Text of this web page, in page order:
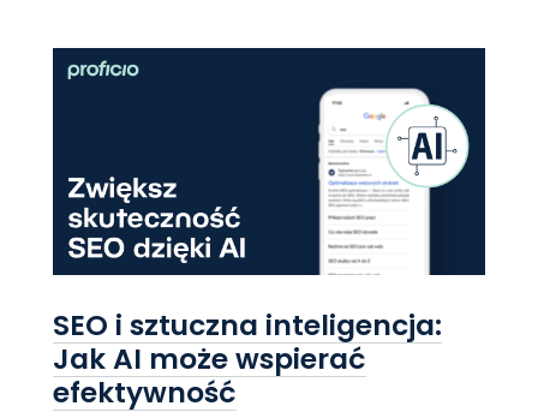
SEO i sztuczna inteligencja:
Jak AI może wspierać
efektywność